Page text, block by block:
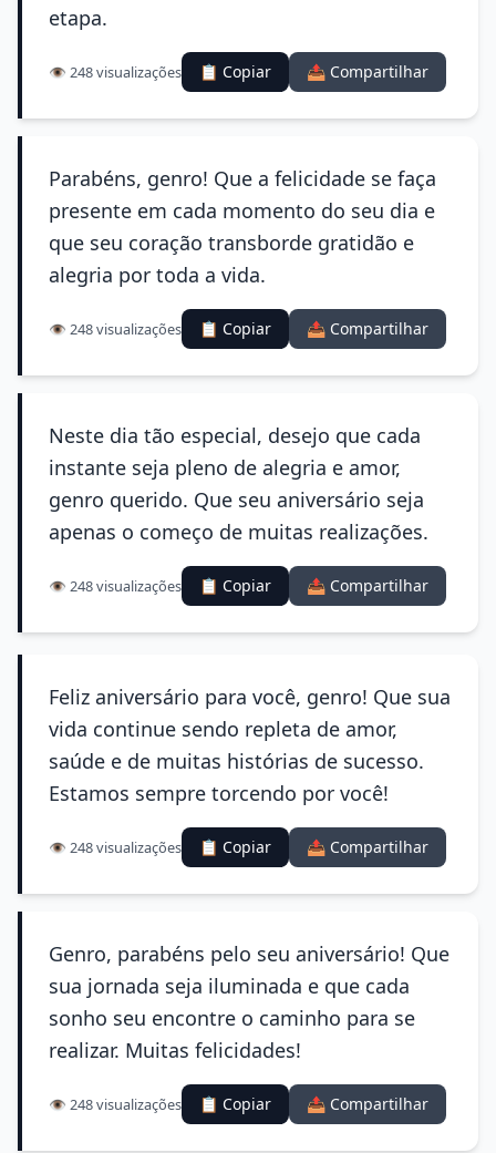
etapa.
👁️ 248 visualizações 📋 Copiar 📤 Compartilhar
Parabéns, genro! Que a felicidade se faça
presente em cada momento do seu dia e
que seu coração transborde gratidão e
alegria por toda a vida.
👁️ 248 visualizações 📋 Copiar 📤 Compartilhar
Neste dia tão especial, desejo que cada
instante seja pleno de alegria e amor,
genro querido. Que seu aniversário seja
apenas o começo de muitas realizações.
👁️ 248 visualizações 📋 Copiar 📤 Compartilhar
Feliz aniversário para você, genro! Que sua
vida continue sendo repleta de amor,
saúde e de muitas histórias de sucesso.
Estamos sempre torcendo por você!
👁️ 248 visualizações 📋 Copiar 📤 Compartilhar
Genro, parabéns pelo seu aniversário! Que
sua jornada seja iluminada e que cada
sonho seu encontre o caminho para se
realizar. Muitas felicidades!
👁️ 248 visualizações 📋 Copiar 📤 Compartilhar